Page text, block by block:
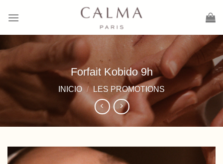
Forfait Kobido 9h
INICIO / LES PROMOTIONS